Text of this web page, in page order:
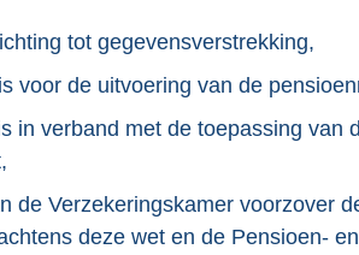
tot gegevensverstrekking,
voor de uitvoering van de
in verband met de toepassing van
de Verzekeringskamer voorzover
deze wet en de Pensioen-